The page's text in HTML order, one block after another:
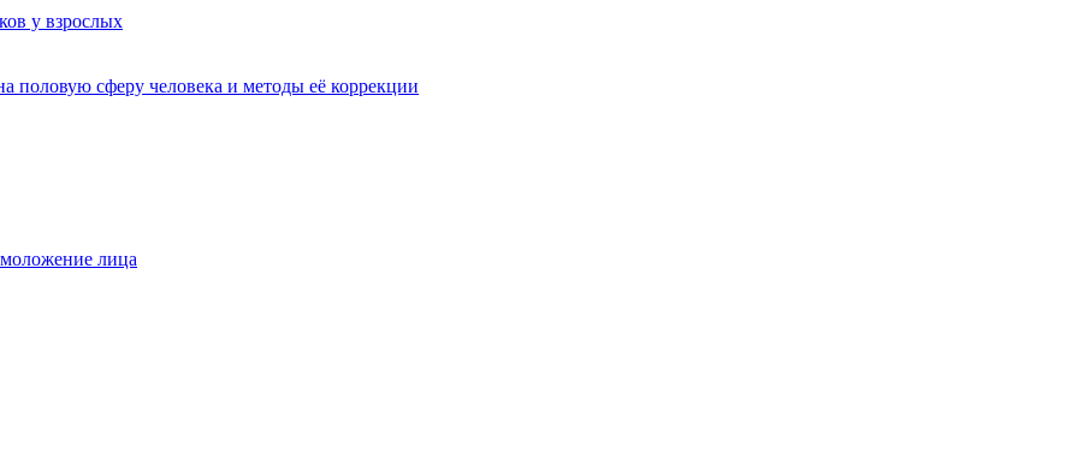
у взрослых
половую сферу человека и методы её коррекции
лица